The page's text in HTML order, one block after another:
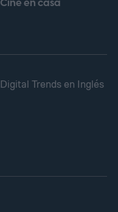
Cine en casa
Digital Trends en Inglés